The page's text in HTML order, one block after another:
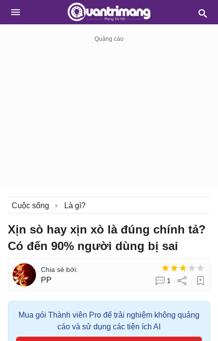
Cuộc sống Là gì?
Xịn sò hay xịn xò là đúng chính tả?
Có đến 90% người dùng bị sai
PP 1
Mua gói Thành viên Pro để trải nghiệm không quảng
cáo và sử dụng các tiện ích AI